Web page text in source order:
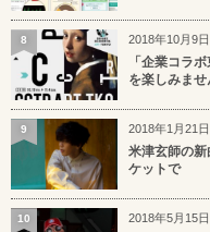
2018年10月9日
「企業コラ
を楽しみませ
8
2018年1月21日
米津玄師の
ケットで
9
2018年5月15日
10